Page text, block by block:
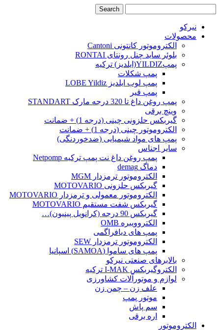
نیرکو
محصولات
الکتروموتور کانتونی Cantoni
بلوئر ساید چنل رونتای RONTAI
پمپYILDIZ(ایلدیز) ترکیه
پمپ شکلات
پمپ لوب ایلدیز LOBE Yildiz
پمپ قیر
پمپ روغن داغ تا 320 درجه مارک STANDART
وینچ برقی
گیربکس حلزونی چینی (درجه 1) + ضمانت
الکتروموتور چینی (درجه 1) + ضمانت
پمپ های مواد شیمیایی (ضدخوردنگی)
سایر اجناس
پمپ روغن داغ نت پمپ ترکیه Netpomp
دماگ demag
الکتروموتور ترمزدار MGM
گیربکس حلزونی MOTOVARIO
الکتروموتور معمولی و ترمزدار MOTOVARIO
گیربکس شفت مستقیم MOTOVARIO
گیربکس 90 درجه (کرانویل پینیون)…
الکتروویبره OMB
پمپ های دیافراگمی
الکتروموتور ترمزدار SEW
پمپ های ساموا (SAMOA) اسپانیا
بالابرهای صنعتی نیرکو
الکتروگیربکس I-MAK ترکیه
لوازم و موتورآلات کشاورزی
علف زن – چمن زن
موتور پمپ
سم پاش
اره برقی
الکتروموتور